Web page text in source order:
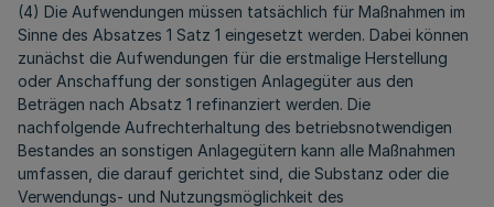
(4) Die Aufwendungen müssen tatsächlich für Maßnahmen im
Sinne des Absatzes 1 Satz 1 eingesetzt werden. Dabei können
zunächst die Aufwendungen für die erstmalige Herstellung
oder Anschaffung der sonstigen Anlagegüter aus den
Beträgen nach Absatz 1 refinanziert werden. Die
nachfolgende Aufrechterhaltung des betriebsnotwendigen
Bestandes an sonstigen Anlagegütern kann alle Maßnahmen
umfassen, die darauf gerichtet sind, die Substanz oder die
Verwendungs- und Nutzungsmöglichkeit des